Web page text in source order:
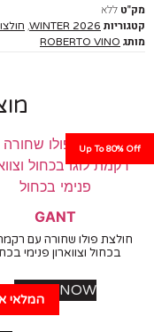
ללא
WINTER 2026
,חולצות ,
ROBERTO VINO
Up To
המלאי אזל
GANT
פולו שחורה עם רקמת לוגו
בכחול וצווארון פנימי בכחול
SHOP NOW